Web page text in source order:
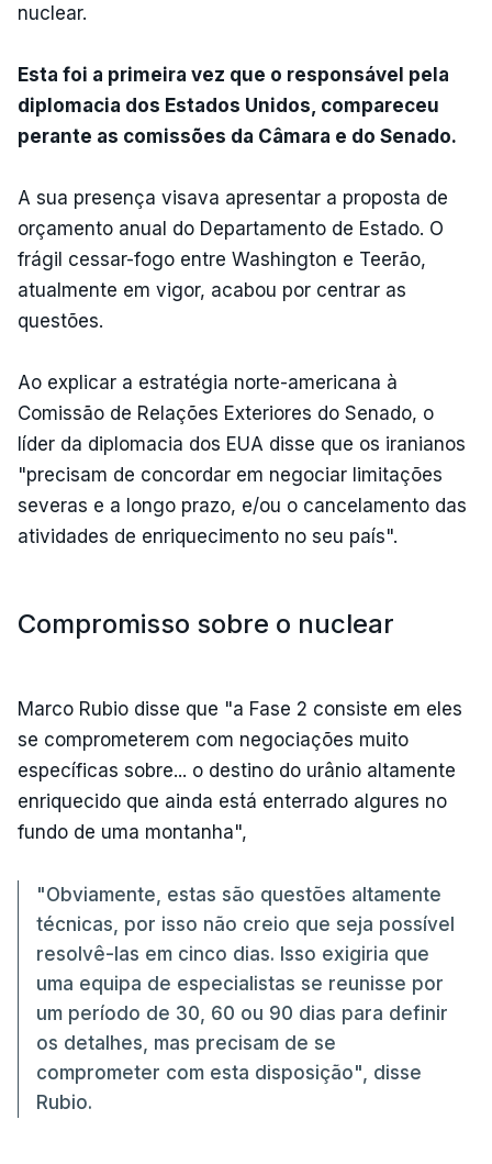
nuclear.
Esta foi a primeira vez que o responsável pela
diplomacia dos Estados Unidos, compareceu
perante as comissões da Câmara e do Senado.
A sua presença visava apresentar a proposta de
orçamento anual do Departamento de Estado. O
frágil cessar-fogo entre Washington e Teerão,
atualmente em vigor, acabou por centrar as
questões.
Ao explicar a estratégia norte-americana à
Comissão de Relações Exteriores do Senado, o
líder da diplomacia dos EUA disse que os iranianos
"precisam de concordar em negociar limitações
severas e a longo prazo, e/ou o cancelamento das
atividades de enriquecimento no seu país".
Compromisso sobre o nuclear
Marco Rubio disse que "a Fase 2 consiste em eles
se comprometerem com negociações muito
específicas sobre... o destino do urânio altamente
enriquecido que ainda está enterrado algures no
fundo de uma montanha",
"Obviamente, estas são questões altamente
técnicas, por isso não creio que seja possível
resolvê-las em cinco dias. Isso exigiria que
uma equipa de especialistas se reunisse por
um período de 30, 60 ou 90 dias para definir
os detalhes, mas precisam de se
comprometer com esta disposição", disse
Rubio.